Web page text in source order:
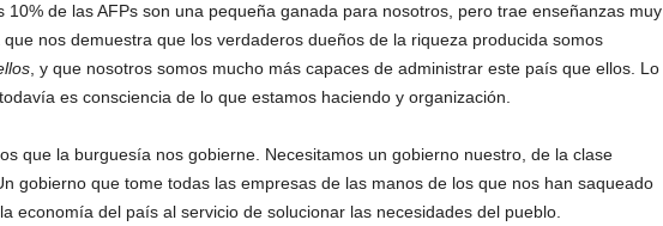
10% de las AFPs son una pequeña ganada para nosotros, pero trae enseñanzas muy
que nos demuestra que los verdaderos dueños de la riqueza producida somos
, y que nosotros somos mucho más capaces de administrar este país que ellos. Lo
es consciencia de lo que estamos haciendo y organización.
que la burguesía nos gobierne. Necesitamos un gobierno nuestro, de la clase
gobierno que tome todas las empresas de las manos de los que nos han saqueado
economía del país al servicio de solucionar las necesidades del pueblo.